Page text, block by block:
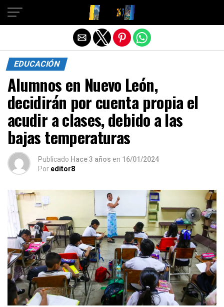
EDUCACIÓN
Alumnos en Nuevo León,
decidirán por cuenta propia el
acudir a clases, debido a las
bajas temperaturas
Publicado Hace 3 años en 16/01/2024
Por editor8
Salir de la versión móvil